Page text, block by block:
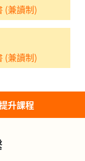
(兼讀制)
(兼讀制)
升課程